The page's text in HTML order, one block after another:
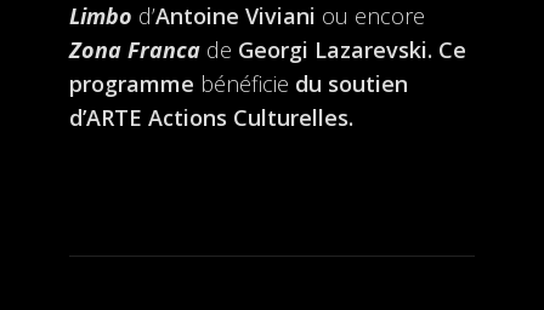
Limbo d’Antoine Viviani ou encore
Zona Franca de Georgi Lazarevski. Ce
programme bénéficie du soutien
d’ARTE Actions Culturelles.